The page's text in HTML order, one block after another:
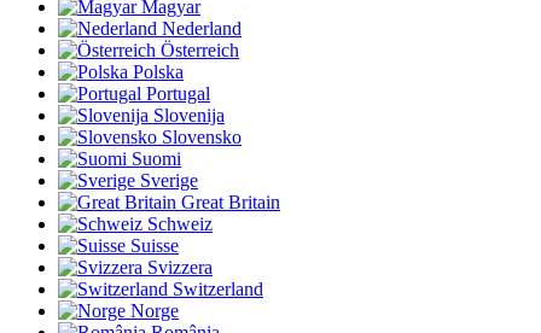
Magyar
Nederland
Österreich
Polska
Portugal
Slovenija
Slovensko
Suomi
Sverige
Great Britain
Schweiz
Suisse
Svizzera
Switzerland
Norge